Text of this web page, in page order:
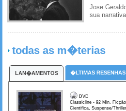
Jose
sua
todas as m�terias
LAN�AMENTOS �LTIMAS RESENHAS
DVD
Classicline - 92 Min. Ficção
Cientifica, Suspense/